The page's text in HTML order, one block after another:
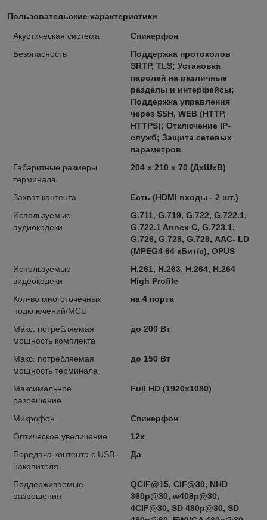
Пользовательские характеристики
Акустическая система
Спикерфон
Безопасность
Поддержка протоколов
SRTP, TLS; Установка
паролей на различные
разделы и интерфейсы;
Поддержка управления
через SSH, WEB (HTTP,
HTTPS); Отключение IP-
служб; Защита сетевых
параметров
Габаритные размеры
терминала
204 x 210 x 70 (ДxШxВ)
Захват контента
Есть (HDMI входы - 2 шт.)
Используемые
аудиокодеки
G.711, G.719, G.722, G.722.1,
G.722.1 Annex С, G.723.1,
G.726, G.728, G.729, ААС- LD
(МРЕG4 64 кБит/с), OPUS
Используемые
видеокодеки
Н.261, Н.263, Н.264, Н.264
High Profile
Кол-во многоточечных
подключений/MCU
на 4 порта
Макс. потребляемая
мощность комплекта
до 200 Вт
Макс. потребляемая
мощность терминала
до 150 Вт
Максимальное
разрешение
Full HD (1920x1080)
Микрофон
Спикерфон
Оптическое увеличение
12x
Передача контента с USB-
накопителя
Да
Поддерживаемые
разрешения
QCIF@15, CIF@30, NHD
360p@30, w408p@30,
4CIF@30, SD 480p@30, SD